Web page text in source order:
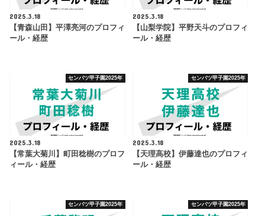
2025.3.18
【青森山田】平澤亮河のプロフィ
ール・経歴
2025.3.18
【山梨学院】平野天斗のプロフィ
ール・経歴
センバツ甲子園2025年
2025.3.18
【常葉大菊川】町田稔樹のプロフ
ィール・経歴
センバツ甲子園2025年
2025.3.18
【天理高校】伊藤達也のプロフィ
ール・経歴
センバツ甲子園2025年 センバツ甲子園2025年